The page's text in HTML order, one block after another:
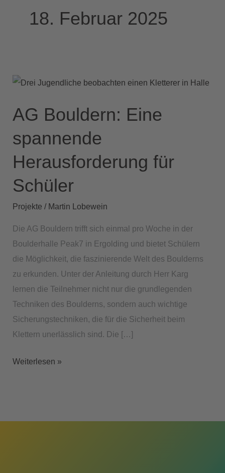
18. Februar 2025
AG Bouldern: Eine
spannende
Herausforderung für
Schüler
Projekte / Martin Lobewein
Die AG Bouldern trifft sich einmal pro Woche in der
Boulderhalle Peak7 in Ergolding und bietet Schülern
die Möglichkeit, die faszinierende Welt des Boulderns
zu erkunden. Unter der Anleitung durch Herr Karg
lernen die Teilnehmer nicht nur die grundlegenden
Techniken des Boulderns, sondern auch wichtige
Sicherungstechniken, die für die Sicherheit beim
Klettern unerlässlich sind. Die […]
AG
Eine
Herausforderung
für
Weiterlesen »